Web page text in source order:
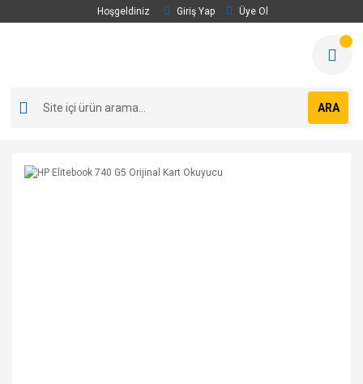
Hoşgeldiniz Giriş Yap Üye Ol
ARA